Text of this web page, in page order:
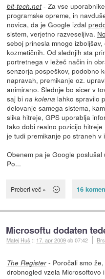
bit-tech.net- Za vse
programske opreme, in
novica, da je Google izdal
sistem, verjetno razveseljiva.
seboj prinesla mnogo
kozmetičnih. Od slednjih sta
portretnega v ležeč način in
senzorja pospeškov, podobno
napravah, premikanje oz.
animirano. Slednje bo sicer v
saj bi na kolena lahko spravilo
delovanje samega sistema,
slika hitreje, GPS uporablja
tako dobi realno pozicijo hitreje
je tudi premikanje po straneh v
Obenem pa je Google
Po...
Preberi več » 16
Microsoftu dodaten
Matej Huš :: 17. apr 2009ob 07:42
The Register- Poročali smo že,
drobnogled vzela